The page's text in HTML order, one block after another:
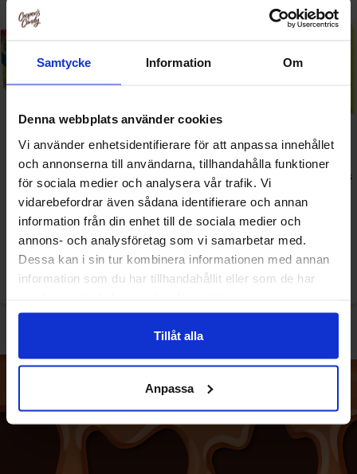
Samtycke Information Om
Denna webbplats använder cookies
Vi använder enhetsidentifierare för att anpassa innehållet
och annonserna till användarna, tillhandahålla funktioner
för sociala medier och analysera vår trafik. Vi
vidarebefordrar även sådana identifierare och annan
information från din enhet till de sociala medier och
annons- och analysföretag som vi samarbetar med.
Dessa kan i sin tur kombinera informationen med annan
information som du har tillhandahållit eller som de har
Tillåt alla
Anpassa
Butterfinger choklad 53.8g x
36st
968.40 kr 849.90 kr
Butterfinger Unwrapped Minis
79g
31.90 kr